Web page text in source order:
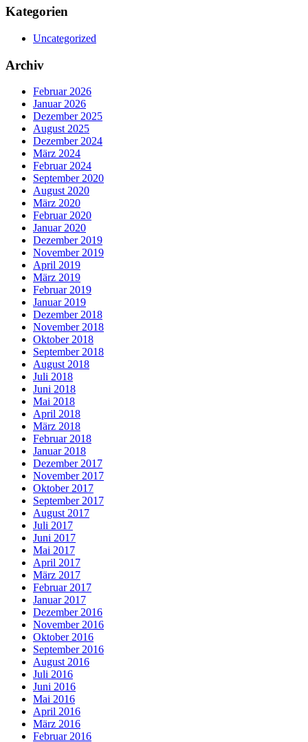
Kategorien
Uncategorized
Archiv
Februar 2026
Januar 2026
Dezember 2025
August 2025
Dezember 2024
März 2024
Februar 2024
September 2020
August 2020
März 2020
Februar 2020
Januar 2020
Dezember 2019
November 2019
April 2019
März 2019
Februar 2019
Januar 2019
Dezember 2018
November 2018
Oktober 2018
September 2018
August 2018
Juli 2018
Juni 2018
Mai 2018
April 2018
März 2018
Februar 2018
Januar 2018
Dezember 2017
November 2017
Oktober 2017
September 2017
August 2017
Juli 2017
Juni 2017
Mai 2017
April 2017
März 2017
Februar 2017
Januar 2017
Dezember 2016
November 2016
Oktober 2016
September 2016
August 2016
Juli 2016
Juni 2016
Mai 2016
April 2016
März 2016
Februar 2016